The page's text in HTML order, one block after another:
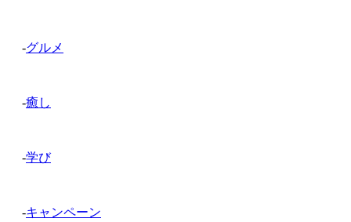
-グルメ
-癒し
-学び
-キャンペーン